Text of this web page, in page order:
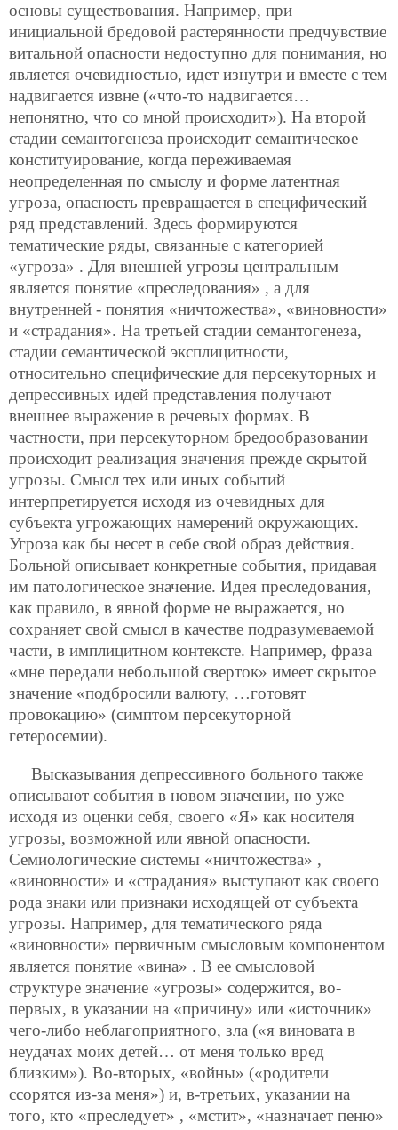
основы существования. Например, при
инициальной бредовой растерянности предчувствие
витальной опасности недоступно для понимания, но
является очевидностью, идет изнутри и вместе с тем
надвигается извне («что-то надвигается…
непонятно, что со мной происходит»). На второй
стадии семантогенеза происходит семантическое
конституирование, когда переживаемая
неопределенная по смыслу и форме латентная
угроза, опасность превращается в специфический
ряд представлений. Здесь формируются
тематические ряды, связанные с категорией
«угроза» . Для внешней угрозы центральным
является понятие «преследования» , а для
внутренней - понятия «ничтожества», «виновности»
и «страдания». На третьей стадии семантогенеза,
стадии семантической эксплицитности,
относительно специфические для персекуторных и
депрессивных идей представления получают
внешнее выражение в речевых формах. В
частности, при персекуторном бредообразовании
происходит реализация значения прежде скрытой
угрозы. Смысл тех или иных событий
интерпретируется исходя из очевидных для
субъекта угрожающих намерений окружающих.
Угроза как бы несет в себе свой образ действия.
Больной описывает конкретные события, придавая
им патологическое значение. Идея преследования,
как правило, в явной форме не выражается, но
сохраняет свой смысл в качестве подразумеваемой
части, в имплицитном контексте. Например, фраза
«мне передали небольшой сверток» имеет скрытое
значение «подбросили валюту, …готовят
провокацию» (симптом персекуторной
гетеросемии).
Высказывания депрессивного больного также
описывают события в новом значении, но уже
исходя из оценки себя, своего «Я» как носителя
угрозы, возможной или явной опасности.
Семиологические системы «ничтожества» ,
«виновности» и «страдания» выступают как своего
рода знаки или признаки исходящей от субъекта
угрозы. Например, для тематического ряда
«виновности» первичным смысловым компонентом
является понятие «вина» . В ее смысловой
структуре значение «угрозы» содержится, во-
первых, в указании на «причину» или «источник»
чего-либо неблагоприятного, зла («я виновата в
неудачах моих детей… от меня только вред
близким»). Во-вторых, «войны» («родители
ссорятся из-за меня») и, в-третьих, указании на
того, кто «преследует» , «мстит», «назначает пеню»